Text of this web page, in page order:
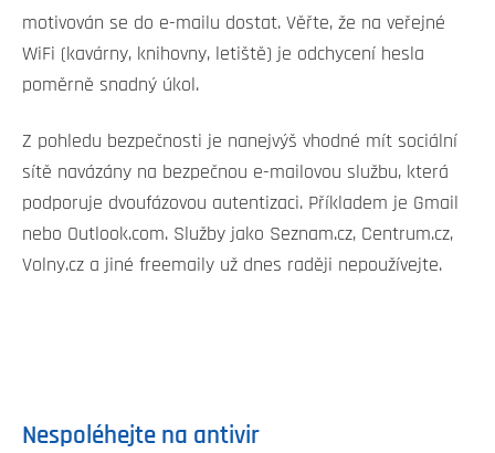
motivován se do e-mailu dostat. Věřte, že na veřejné
WiFi (kavárny, knihovny, letiště) je odchycení hesla
poměrně snadný úkol.
Z pohledu bezpečnosti je nanejvýš vhodné mít sociální
sítě navázány na bezpečnou e-mailovou službu, která
podporuje dvoufázovou autentizaci. Příkladem je Gmail
nebo Outlook.com. Služby jako Seznam.cz, Centrum.cz,
Volny.cz a jiné freemaily už dnes raději nepoužívejte.
Nespoléhejte na antivir